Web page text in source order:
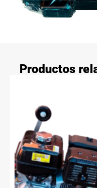
Productos